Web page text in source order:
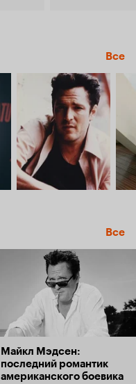
Все
Все
Майкл Мэдсен:
последний романтик
американского боевика